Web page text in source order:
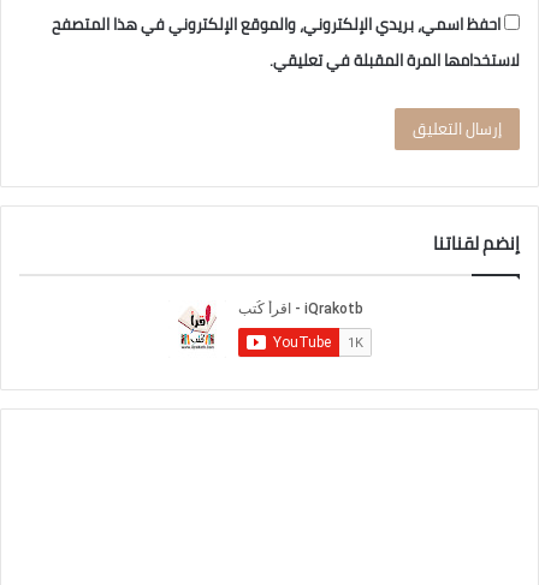
احفظ اسمي، بريدي الإلكتروني، والموقع الإلكتروني في هذا المتصفح
لاستخدامها المرة المقبلة في تعليقي.
إنضم لقناتنا